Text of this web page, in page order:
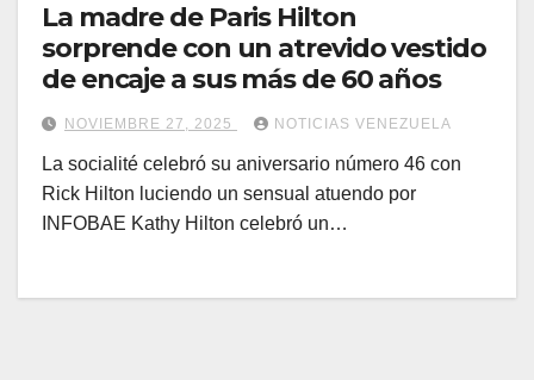
La madre de Paris Hilton
sorprende con un atrevido vestido
de encaje a sus más de 60 años
NOVIEMBRE 27, 2025 NOTICIAS VENEZUELA
La socialité celebró su aniversario número 46 con
Rick Hilton luciendo un sensual atuendo por
INFOBAE Kathy Hilton celebró un…